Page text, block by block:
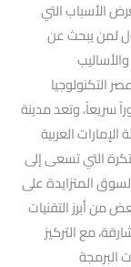
الأسباب التي
لمن يبحث عن
التكنولوجيا
سريعاً، وتعد مدينة
العربية
التي تسعى إلى
المتزايدة على
من أبرز التقنيات
مع التركيز
في هذا المجال. 1. لغات البرمجة